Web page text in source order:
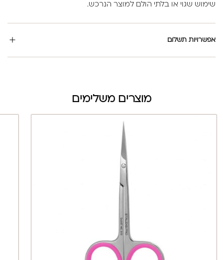
שימוש שגוי או בלתי הולם למוצר הנרכש.
אפשרויות תשלום
מוצרים משלימים